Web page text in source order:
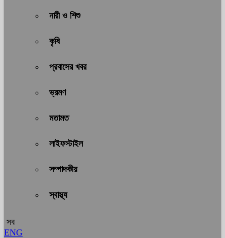
নারী ও শিশু
কৃষি
প্রবাসের খবর
ভ্রমণ
মতামত
লাইফস্টাইল
সম্পাদকীয়
স্বাস্থ্য
সব
ENG